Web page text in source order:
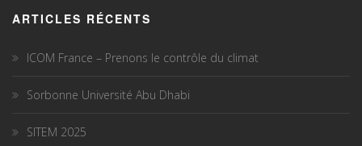
ARTICLES RÉCENTS
ICOM France – Prenons le contrôle du climat
Sorbonne Université Abu Dhabi
SITEM 2025